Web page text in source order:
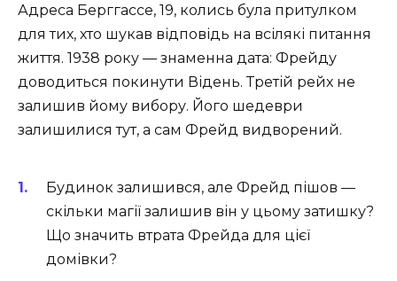
Адреса Берггассе, 19, колись була притулком
для тих, хто шукав відповідь на всілякі питання
життя. 1938 року — знаменна дата: Фрейду
доводиться покинути Відень. Третій рейх не
залишив йому вибору. Його шедеври
залишилися тут, а сам Фрейд видворений.
Будинок залишився, але Фрейд пішов —
скільки магії залишив він у цьому затишку?
Що значить втрата Фрейда для цієї
домівки?